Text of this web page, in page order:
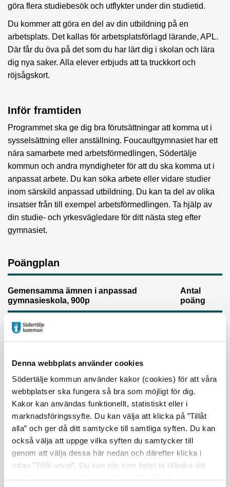
Denna webbplats använder cookies
Södertälje kommun använder kakor (cookies) för att våra
webbplatser ska fungera så bra som möjligt för dig.
Kakor kan användas funktionellt, statistiskt eller i
marknadsföringssyfte. Du kan välja att klicka på ”Tillåt
alla” och ger då ditt samtycke till samtliga syften. Du kan
också välja att uppge vilka syften du samtycker till
genom att välja dessa här nedan och därefter klicka i
rutan ”Tillåt urval”. Du kan när som helst ta tillbaka ditt
göra flera studiebesök och utflykter under din studietid.
Du kommer att göra en del av din utbildning på en
arbetsplats. Det kallas för arbetsplatsförlagd lärande, APL.
Där får du öva på det som du har lärt dig i skolan och lära
dig nya saker. Alla elever erbjuds att ta truckkort och
röjsågskort.
Inför framtiden
Programmet ska ge dig bra förutsättningar att komma ut i
sysselsättning eller anställning. Foucaultgymnasiet har ett
nära samarbete med arbetsförmedlingen, Södertälje
kommun och andra myndigheter för att du ska komma ut i
anpassat arbete. Du kan söka arbete eller vidare studier
inom särskild anpassad utbildning. Du kan ta del av olika
insatser från till exempel arbetsförmedlingen. Ta hjälp av
din studie- och yrkesvägledare för ditt nästa steg efter
gymnasiet.
Poängplan
Gemensamma ämnen i anpassad
gymnasieskola, 900p
Antal
poäng
Svenska/Svenska som andraspråk, nivå 1
Estetisk verksamhet, nivå 1 100
Idrott och hälsa, nivå 1